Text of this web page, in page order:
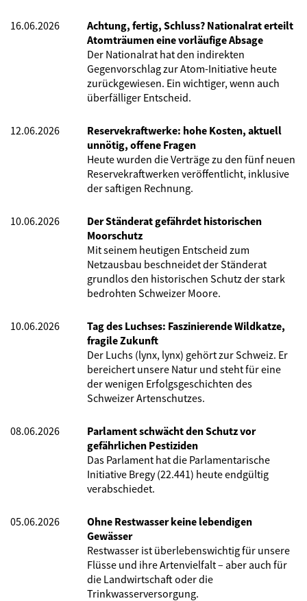
16.06.2026
Achtung, fertig, Schluss? Nationalrat erteilt
Atomträumen eine vorläufige Absage
Der Nationalrat hat den indirekten
Gegenvorschlag zur Atom-Initiative heute
zurückgewiesen. Ein wichtiger, wenn auch
überfälliger Entscheid.
12.06.2026
Reservekraftwerke: hohe Kosten, aktuell
unnötig, offene Fragen
Heute wurden die Verträge zu den fünf neuen
Reservekraftwerken veröffentlicht, inklusive
der saftigen Rechnung.
10.06.2026
Der Ständerat gefährdet historischen
Moorschutz
Mit seinem heutigen Entscheid zum
Netzausbau beschneidet der Ständerat
grundlos den historischen Schutz der stark
bedrohten Schweizer Moore.
10.06.2026
Tag des Luchses: Faszinierende Wildkatze,
fragile Zukunft
Der Luchs (lynx, lynx) gehört zur Schweiz. Er
bereichert unsere Natur und steht für eine
der wenigen Erfolgsgeschichten des
Schweizer Artenschutzes.
08.06.2026
Parlament schwächt den Schutz vor
gefährlichen Pestiziden
Das Parlament hat die Parlamentarische
Initiative Bregy (22.441) heute endgültig
verabschiedet.
05.06.2026
Ohne Restwasser keine lebendigen
Gewässer
Restwasser ist überlebenswichtig für unsere
Flüsse und ihre Artenvielfalt – aber auch für
die Landwirtschaft oder die
Trinkwasserversorgung.